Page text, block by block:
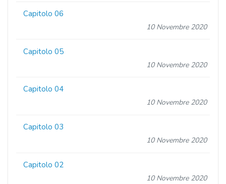
Capitolo 06
10 Novembre 2020
Capitolo 05
10 Novembre 2020
Capitolo 04
10 Novembre 2020
Capitolo 03
10 Novembre 2020
Capitolo 02
10 Novembre 2020